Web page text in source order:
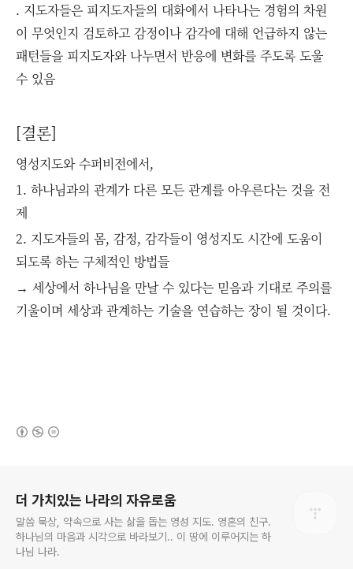
. 지도자들은 피지도자들의 대화에서 나타나는 경험의 차원
이 무엇인지 검토하고 감정이나 감각에 대해 언급하지 않는
패턴들을 피지도자와 나누면서 반응에 변화를 주도록 도울
수 있음
[결론]
영성지도와 수퍼비전에서,
1. 하나님과의 관계가 다른 모든 관계를 아우른다는 것을 전
제
2. 지도자들의 몸, 감정, 감각들이 영성지도 시간에 도움이
되도록 하는 구체적인 방법들
→ 세상에서 하나님을 만날 수 있다는 믿음과 기대로 주의를
기울이며 세상과 관계하는 기술을 연습하는 장이 될 것이다.
더 가치있는 나라의 자유로움
말씀 묵상, 약속으로 사는 삶을 돕는 영성 지도. 영혼의 친구.
하나님의 마음과 시각으로 바라보기.. 이 땅에 이루어지는 하
나님 나라.